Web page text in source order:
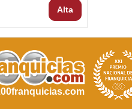
Alta